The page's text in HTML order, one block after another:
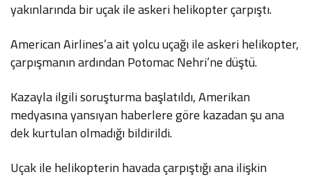
yakınlarında bir uçak ile askeri helikopter çarpıştı.
American Airlines’a ait yolcu uçağı ile askeri helikopter,
çarpışmanın ardından Potomac Nehri’ne düştü.
Kazayla ilgili soruşturma başlatıldı, Amerikan
medyasına yansıyan haberlere göre kazadan şu ana
dek kurtulan olmadığı bildirildi.
Uçak ile helikopterin havada çarpıştığı ana ilişkin